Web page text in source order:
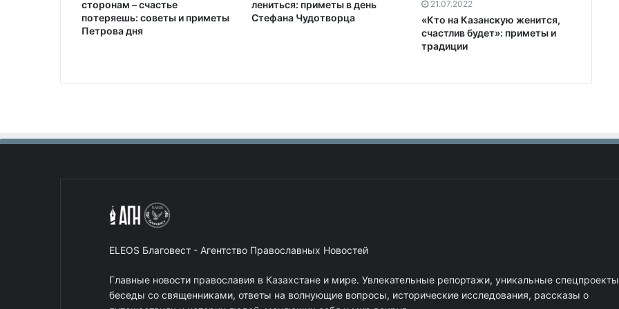
сторонам – счастье
потеряешь: советы и приметы
Петрова дня
лениться: приметы в день
Стефана Чудотворца
21.07.2022
«Кто на Казанскую женится,
счастлив будет»: приметы и
традиции
ELEOS Благовест - Агентство Православных Новостей
Главные новости православия в Казахстане и мире. Увлекательные репортажи, уникальные
беседы со священниками, ответы на волнующие вопросы, исторические исследования, рассказы о